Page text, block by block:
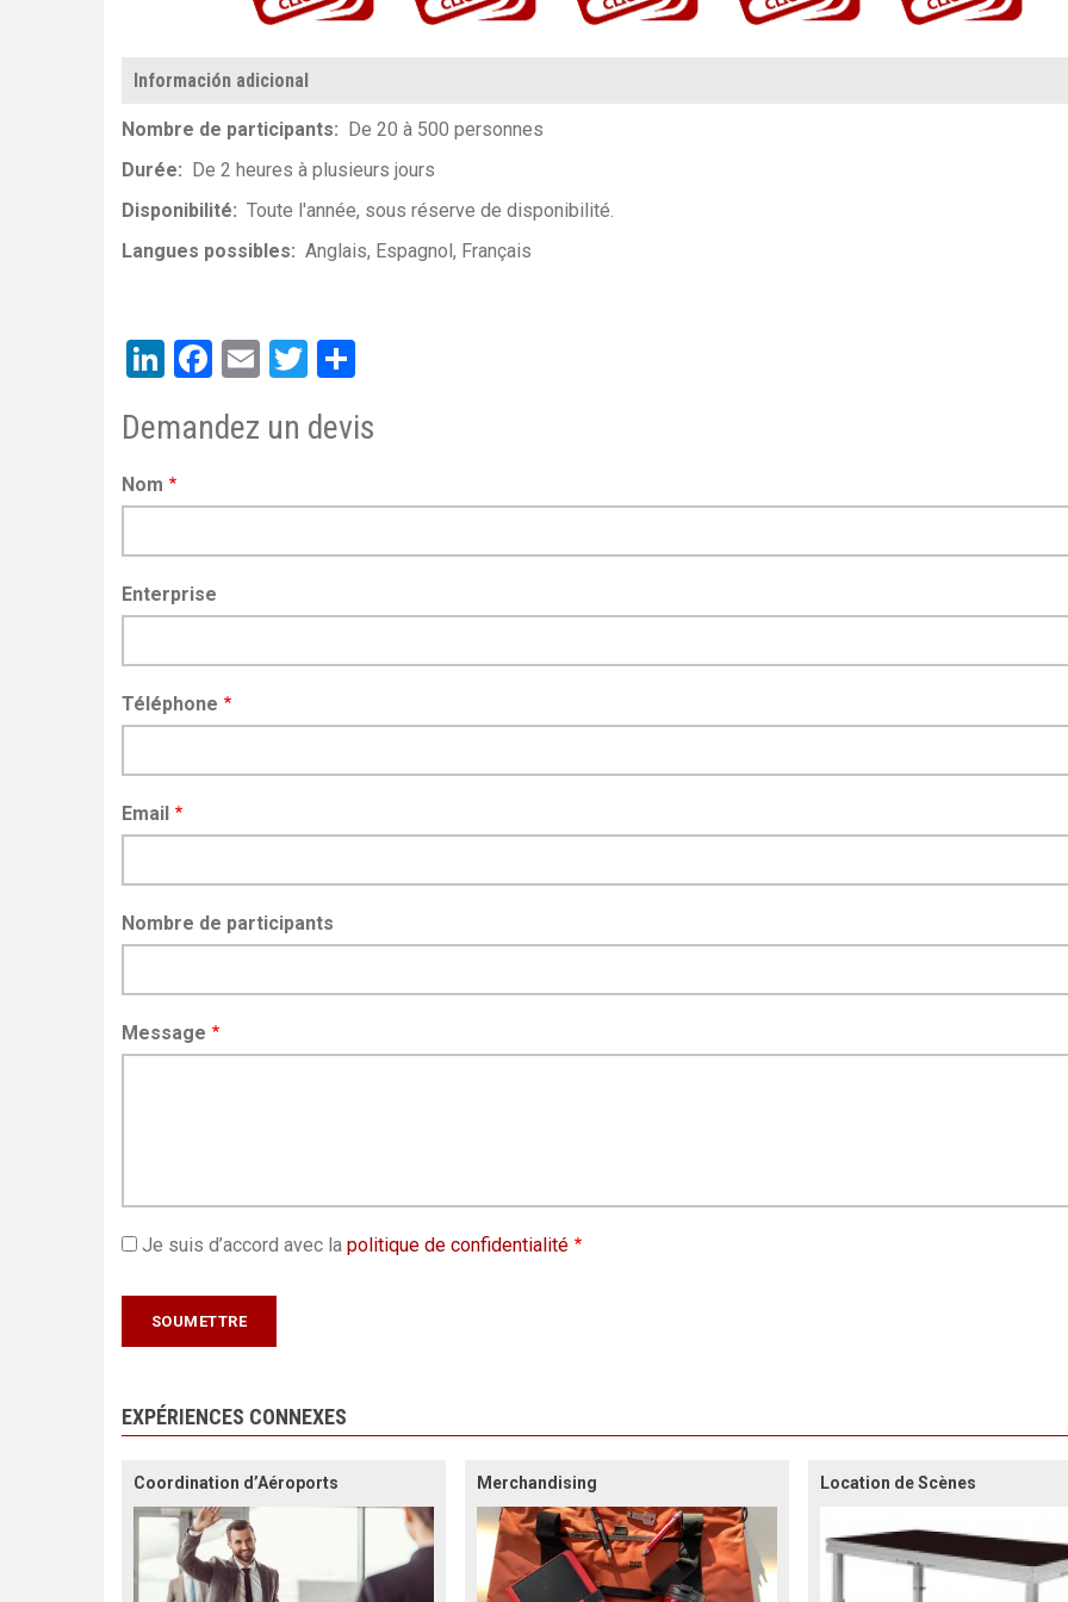
Información adicional
Nombre de participants
De 20 à 500 personnes
Durée
De 2 heures à plusieurs jours
Disponibilité
Toute l'année, sous réserve de disponibilité.
Langues possibles
Anglais Espagnol Français
LinkedIn
Facebook
EmailTwitter
Demandez un devis
Nom
Enterprise
Téléphone
Email
Nombre de participants
Message
Je suis d’accord avec la politique de confidentialité
EXPÉRIENCES CONNEXES
Coordination d’Aéroports Merchandising Location de Scènes